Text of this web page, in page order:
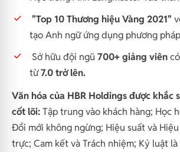
"Top 10 Thương hiệu Vàng 2021"
tạo Anh ngữ ứng dụng phương pháp
Sở hữu đội ngũ700+ giảng viên
từ7.0 trở lên.
Văn hóa của HBR Holdings được khắc
cốt lõi:Tập trung vào khách hàng; Học
Đổi mới không ngừng; Hiệu suất và
trực; Cam kết và Trách nhiệm; Kỷ luật là